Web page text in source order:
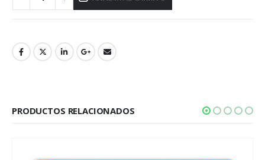
PRODUCTOS RELACIONADOS